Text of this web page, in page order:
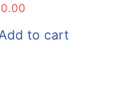
Add to cart